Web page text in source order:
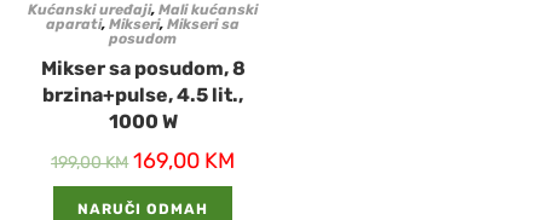
Kućanski uređaji,Mali kućanski
aparati,Mikseri,Mikseri sa
posudom
Mikser sa posudom, 8
brzina+pulse, 4.5 lit.,
1000 W
199,00KM 169,00 KM
NARUČI ODMAH